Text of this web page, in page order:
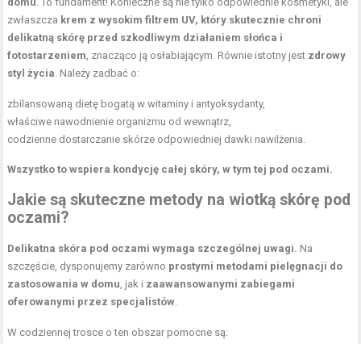
zwłaszcza krem z wysokim filtrem UV, który skutecznie chroni
delikatną skórę przed szkodliwym działaniem słońca i
fotostarzeniem, znacząco ją osłabiającym. Równie istotny jest zdrowy
styl życia. Należy zadbać o:
zbilansowaną dietę bogatą w witaminy i antyoksydanty,
właściwe nawodnienie organizmu od wewnątrz,
codzienne dostarczanie skórze odpowiedniej dawki nawilżenia.
Wszystko to wspiera kondycję całej skóry, w tym tej pod oczami.
Jakie są skuteczne metody na wiotką skórę pod
oczami?
Delikatna skóra pod oczami wymaga szczególnej uwagi. Na
szczęście, dysponujemy zarówno prostymi metodami pielęgnacji do
zastosowania w domu, jak i zaawansowanymi zabiegami
oferowanymi przez specjalistów.
W codziennej trosce o ten obszar pomocne są: